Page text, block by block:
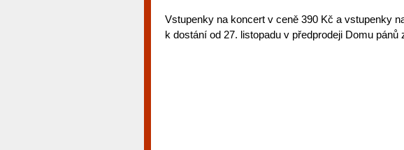
Vstupenky na koncert v ceně 390 Kč a vstupenky
k dostání od 27. listopadu v předprodeji Domu pánů